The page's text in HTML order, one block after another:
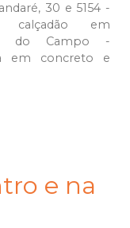
30 e 5154 -
calçadão em
Campo -
em concreto e
e na